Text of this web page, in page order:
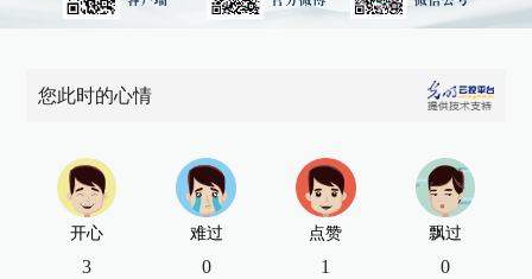
您此时的心情
开心
3
难过
0
点赞
1
飘过
0